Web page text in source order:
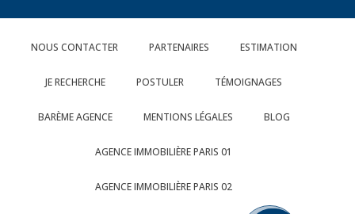
NOUS CONTACTER PARTENAIRES ESTIMATION
JE RECHERCHE POSTULER TÉMOIGNAGES
BARÈME AGENCE MENTIONS LÉGALES BLOG
AGENCE IMMOBILIÈRE PARIS 01
AGENCE IMMOBILIÈRE PARIS 02